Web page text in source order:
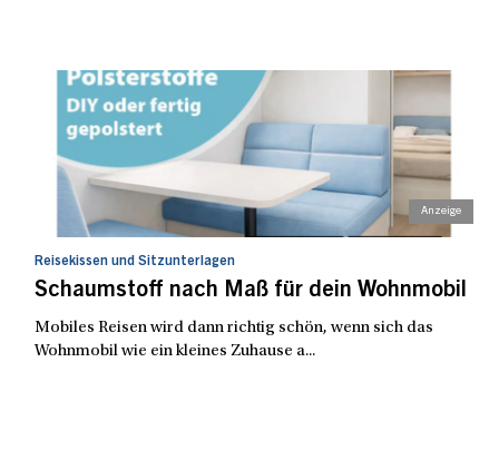
Reisekissen und Sitzunterlagen
Schaumstoff nach Maß für dein Wohnmobil
Mobiles Reisen wird dann richtig schön, wenn sich das
Wohnmobil wie ein kleines Zuhause a...